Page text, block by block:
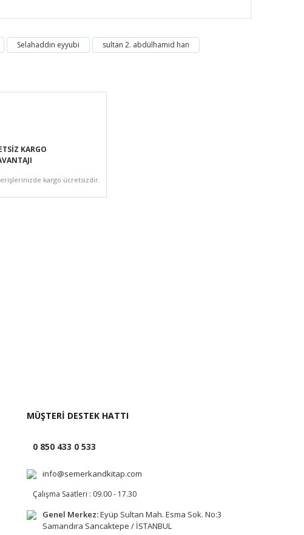
Selahaddin eyyubi
sultan 2. abdülhamid han
KARGO
kargo ücretsizdir.
MÜŞTERİ DESTEK HATTI
0 850 433 0 533
info@semerkandkitap.com
Çalışma Saatleri : 09.00 - 17.30
Genel Merkez:Eyüp Sultan Mah. Esma Sok. No:3
Samandıra Sancaktepe / İSTANBUL